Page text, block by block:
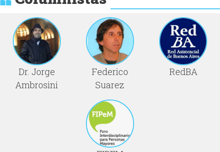
Dr. Jorge
Ambrosini
Federico
Suarez
RedBA